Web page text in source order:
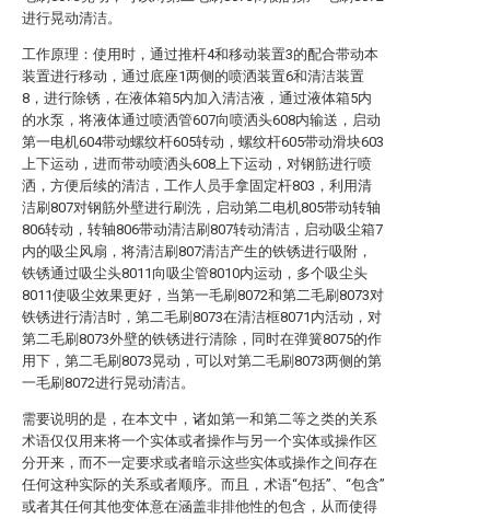
进行晃动清洁。
工作原理：使用时，通过推杆4和移动装置3的配合带动本
装置进行移动，通过底座1两侧的喷洒装置6和清洁装置
8，进行除锈，在液体箱5内加入清洁液，通过液体箱5内
的水泵，将液体通过喷洒管607向喷洒头608内输送，启动
第一电机604带动螺纹杆605转动，螺纹杆605带动滑块603
上下运动，进而带动喷洒头608上下运动，对钢筋进行喷
洒，方便后续的清洁，工作人员手拿固定杆803，利用清
洁刷807对钢筋外壁进行刷洗，启动第二电机805带动转轴
806转动，转轴806带动清洁刷807转动清洁，启动吸尘箱7
内的吸尘风扇，将清洁刷807清洁产生的铁锈进行吸附，
铁锈通过吸尘头8011向吸尘管8010内运动，多个吸尘头
8011使吸尘效果更好，当第一毛刷8072和第二毛刷8073对
铁锈进行清洁时，第二毛刷8073在清洁框8071内活动，对
第二毛刷8073外壁的铁锈进行清除，同时在弹簧8075的作
用下，第二毛刷8073晃动，可以对第二毛刷8073两侧的第
一毛刷8072进行晃动清洁。
需要说明的是，在本文中，诸如第一和第二等之类的关系
术语仅仅用来将一个实体或者操作与另一个实体或操作区
分开来，而不一定要求或者暗示这些实体或操作之间存在
任何这种实际的关系或者顺序。而且，术语“包括”、“包含”
或者其任何其他变体意在涵盖非排他性的包含，从而使得